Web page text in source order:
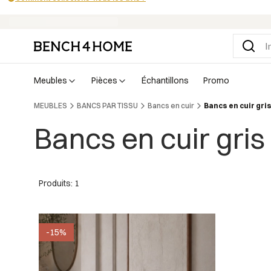
meubles pièces échantillons promo
MEUBLES BANCS PAR TISSU Bancs en cuir Bancs en cuir gris
Bancs en cuir gris
Produits: 1
-15%